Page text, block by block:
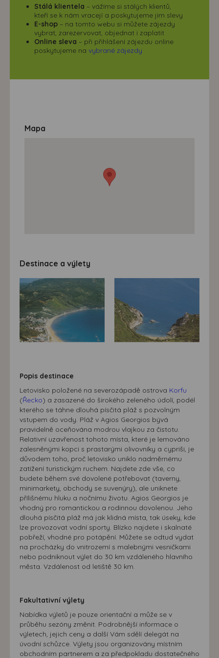
Stálá klientela – vážíme si stálých klientů,
kteří se k nám vracejí a poskytujeme jim slevy
E-shop – na tomto webu si můžete zájezdy
vybrat, zarezervovat, objednat i zaplatit
Online sleva – při přihlášení zájezdu online
poskytujeme na vybrané zájezdy
Mapa
Destinace a výlety
Popis destinace
Letovisko položené na severozápadě ostrova Korfu
(Řecko) a zasazené do širokého zeleného údolí, podél
kterého se táhne dlouhá písčitá pláž s pozvolným
vstupem do vody. Pláž v Agios Georgios bývá
pravidelně oceňována modrou vlajkou za čistotu.
Relativní uzavřenost tohoto místa, které je lemováno
zalesněnými kopci s prastarými olivovníky a cypriši, je
důvodem toho, proč letovisko uniklo nadměrnému
zatížení turistickým ruchem. Najdete zde vše, co
budete během své dovolené potřebovat (taverny,
minimarkety, obchody se suvenýry), ale uniknete
přílišnému hluku a nočnímu životu. Agios Georgios je
vhodný pro romantickou a rodinnou dovolenou. Jeho
dlouhá písčitá pláž má jak klidná místa, tak úseky, kde
lze provozovat vodní sporty. Blízko najdete i skalnaté
pobřeží, vhodné pro potápění. Můžete se odtud vydat
na procházky do vnitrozemí s malebnými vesničkami
nebo podniknout výlet do 30 km vzdáleného hlavního
města. Vzdálenost od letiště 30 km.
Fakultativní výlety
Nabídka výletů je pouze orientační a může se v
průběhu sezóny změnit. Podrobnější informace o
výletech, jejich ceny a další Vám sdělí delegát na
úvodní schůzce. Výlety jsou organizovány místním
obchodním partnerem a za předpokladu dostatečného